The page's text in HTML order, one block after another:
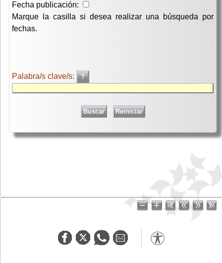
Fecha publicación:
Marque la casilla si desea realizar una búsqueda por
fechas.
Palabra/s clave/s: